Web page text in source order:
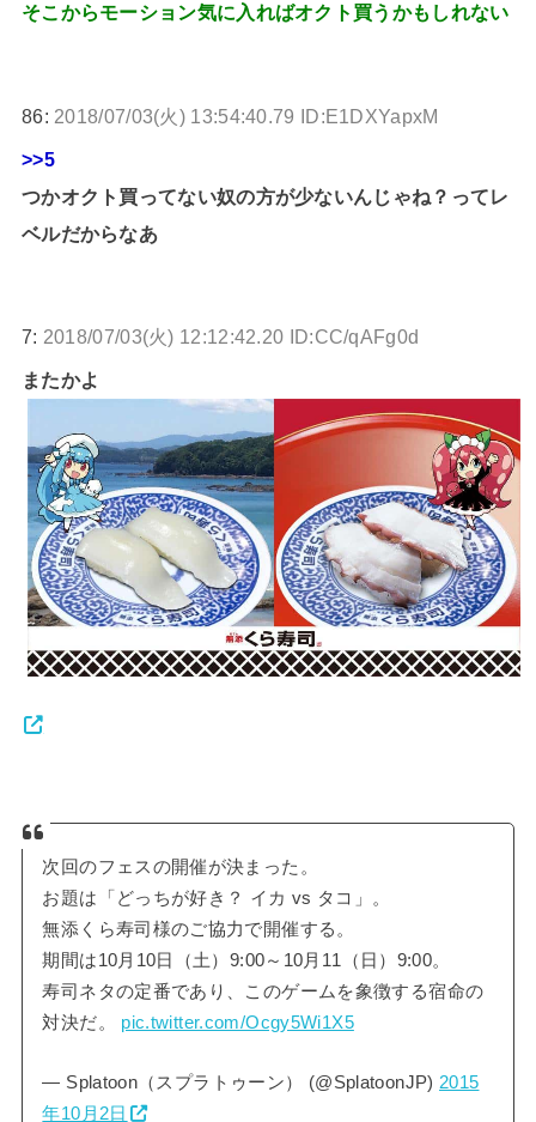
そこからモーション気に入ればオクト買うかもしれない
86: 2018/07/03(火) 13:54:40.79 ID:E1DXYapxM
>>5
つかオクト買ってない奴の方が少ないんじゃね？ってレ
ベルだからなあ
7: 2018/07/03(火) 12:12:42.20 ID:CC/qAFg0d
またかよ
次回のフェスの開催が決まった。
お題は「どっちが好き？ イカ vs タコ」。
無添くら寿司様のご協力で開催する。
期間は10月10日（土）9:00～10月11（日）9:00。
寿司ネタの定番であり、このゲームを象徴する宿命の
対決だ。 pic.twitter.com/Ocgy5Wi1X5
— Splatoon（スプラトゥーン） (@SplatoonJP) 2015
年10月2日